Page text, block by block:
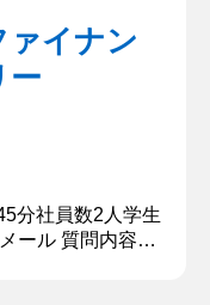
問】 ○○祭委員の
か。 【深堀質問
イナン
ー
分社員数2人学生
ール 質問内容・